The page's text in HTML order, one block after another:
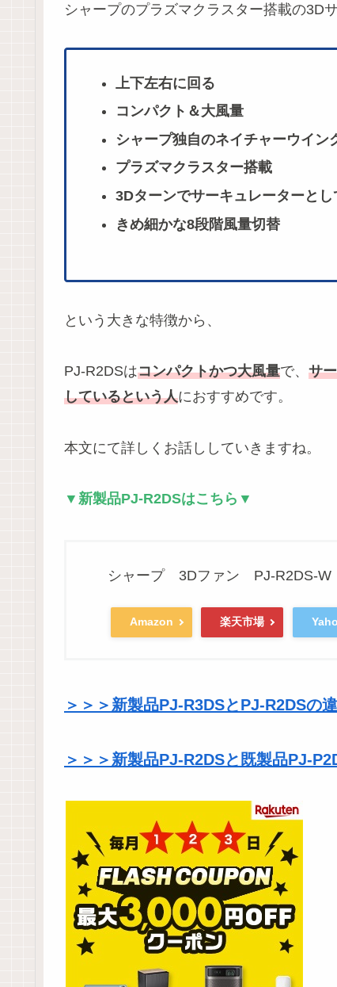
シャープのプラズマクラスター搭載の3D
上下左右に回る
コンパクト＆大風量
シャープ独自のネイチャーウイン
プラズマクラスター搭載
3Dターンでサーキュレーターと
きめ細かな8段階風量切替
という大きな特徴から、
PJ-R2DSはコンパクトかつ大風量で、 サ
しているという人におすすめです。
本文にて詳しくお話ししていきますね。
▼新製品PJ-R2DSはこちら▼
シャープ 3Dファン PJ-R2DS-W
Amazon 楽天市場
＞＞＞新製品PJ-R3DSとPJ-R2DSの
＞＞＞ 新製品PJ-R2DSと既製品PJ-